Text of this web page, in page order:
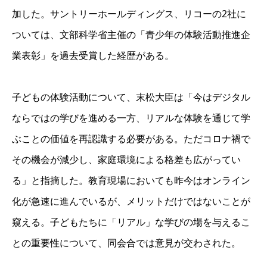
加した。サントリーホールディングス、リコーの2社に
ついては、文部科学省主催の「青少年の体験活動推進企
業表彰」を過去受賞した経歴がある。
子どもの体験活動について、末松大臣は「今はデジタル
ならではの学びを進める一方、リアルな体験を通じて学
ぶことの価値を再認識する必要がある。ただコロナ禍で
その機会が減少し、家庭環境による格差も広がってい
る」と指摘した。教育現場においても昨今はオンライン
化が急速に進んでいるが、メリットだけではないことが
窺える。子どもたちに「リアル」な学びの場を与えるこ
との重要性について、同会合では意見が交わされた。